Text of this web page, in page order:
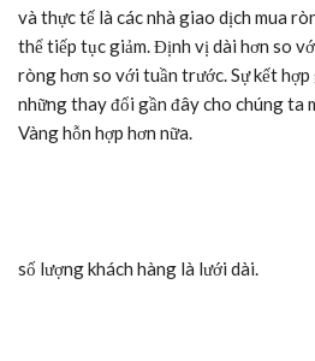
và thực tế là các nhà giao dịch mua
thể tiếp tục giảm. Định vị dài hơn so
ròng hơn so với tuần trước. Sự kết
những thay đổi gần đây cho chúng ta
Vàng hỗn hợp hơn nữa.
số lượng khách hàng là lưới dài.